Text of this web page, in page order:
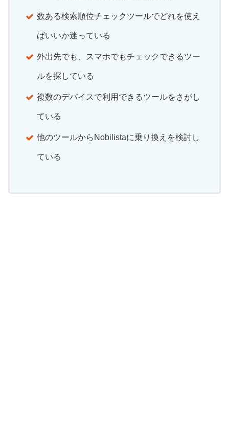
数ある検索順位チェックツールでどれを使え
ばいいか迷っている
外出先でも、スマホでもチェックできるツー
ルを探している
複数のデバイスで利用できるツールをさがし
ている
他のツールからNobilistaに乗り換えを検討し
ている